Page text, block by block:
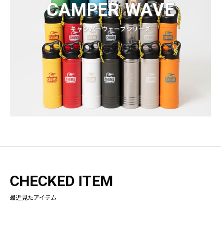
CAMPER WAVE
キャンパーウェーブシリーズ
CHECKED ITEM
最近見たアイテム